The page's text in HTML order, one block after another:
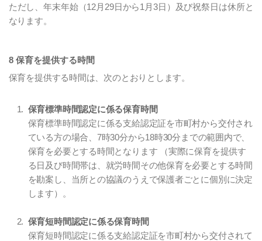
ただし、年末年始（12月29日から1月3日）及び祝祭日は休所と
なります。
8 保育を提供する時間
保育を提供する時間は、次のとおりとします。
保育標準時間認定に係る保育時間
保育標準時間認定に係る支給認定証を市町村から交付され
ている方の場合、7時30分から18時30分までの範囲内で、
保育を必要とする時間となります （実際に保育を提供す
る日及び時間帯は、就労時間その他保育を必要とする時間
を勘案し、当所との協議のうえで保護者ごとに個別に決定
します）。
保育短時間認定に係る保育時間
保育短時間認定に係る支給認定証を市町村から交付されて